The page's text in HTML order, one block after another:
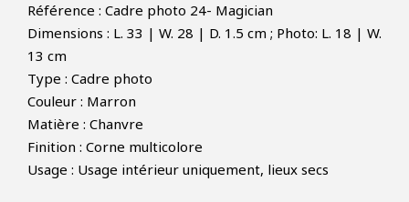
FAIRE UNE OFFRE
Référence : Cadre photo 24- Magician
Dimensions : L. 33 | W. 28 | D. 1.5 cm ; Photo: L. 18 | W.
13 cm
Type : Cadre photo
Couleur : Marron
Matière : Chanvre
Finition : Corne multicolore
Usage : Usage intérieur uniquement, lieux secs